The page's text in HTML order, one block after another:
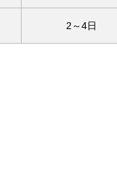
2～4日